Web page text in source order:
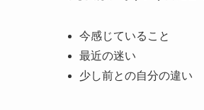
今感じていること
最近の迷い
少し前との自分の違い